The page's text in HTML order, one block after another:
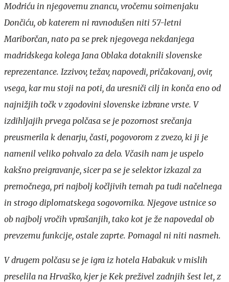
Modriću in njegovemu znancu, vročemu soimenjaku
Dončiću, ob katerem ni ravnodušen niti 57-letni
Mariborčan, nato pa se prek njegovega nekdanjega
madridskega kolega Jana Oblaka dotaknili slovenske
reprezentance. Izzivov, težav, napovedi, pričakovanj, ovir,
vsega, kar mu stoji na poti, da uresniči cilj in konča eno od
najnižjih točk v zgodovini slovenske izbrane vrste. V
izdihljajih prvega polčasa se je pozornost srečanja
preusmerila k denarju, časti, pogovorom z zvezo, ki ji je
namenil veliko pohvalo za delo. Včasih nam je uspelo
kakšno preigravanje, sicer pa se je selektor izkazal za
premočnega, pri najbolj kočljivih temah pa tudi načelnega
in strogo diplomatskega sogovornika. Njegove ustnice so
ob najbolj vročih vprašanjih, tako kot je že napovedal ob
prevzemu funkcije, ostale zaprte. Pomagal ni niti nasmeh.
V drugem polčasu se je igra iz hotela Habakuk v mislih
preselila na Hrvaško, kjer je Kek preživel zadnjih šest let, z